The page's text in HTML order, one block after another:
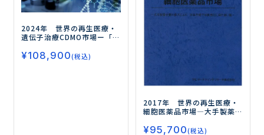
2024年 世界の再生医療・
遺伝子治療CDMO市場ー「製
「設備拡張」、「エクソ
ソーム」が今後の成長の
¥108,900(税込)
2017年 世界の再生医療・
細胞医薬品市場―大手製薬
では実用化に向け追い風―
¥95,700(税込)